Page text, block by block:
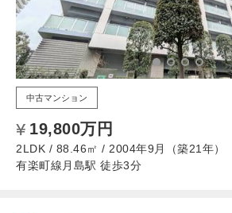
中古マンション
19,800万円
2LDK / 88.46㎡ / 2004年9月（築21年）
有楽町線月島駅 徒歩3分